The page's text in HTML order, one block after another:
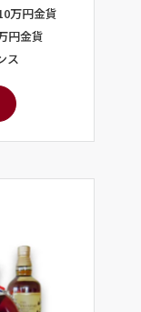
万円金貨
円金貨
ス